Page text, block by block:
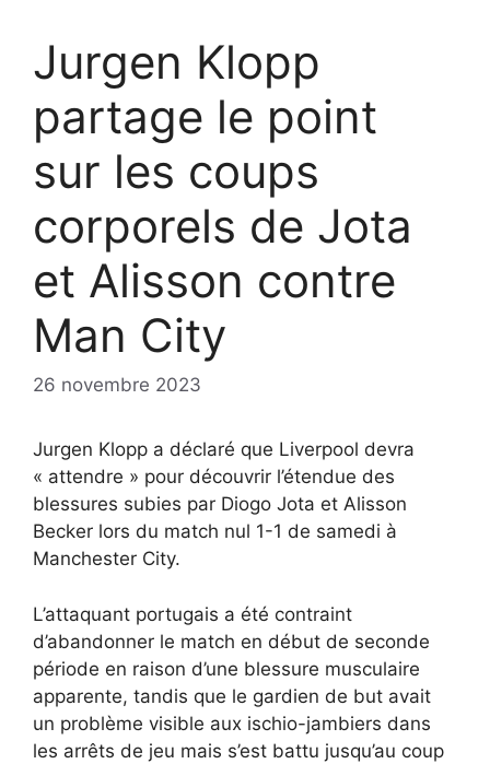
Jurgen Klopp
partage le point
sur les coups
corporels de Jota
et Alisson contre
Man City
26 novembre 2023
Jurgen Klopp a déclaré que Liverpool devra
« attendre » pour découvrir l’étendue des
blessures subies par Diogo Jota et Alisson
Becker lors du match nul 1-1 de samedi à
Manchester City.
L’attaquant portugais a été contraint
d’abandonner le match en début de seconde
période en raison d’une blessure musculaire
apparente, tandis que le gardien de but avait
un problème visible aux ischio-jambiers dans
les arrêts de jeu mais s’est battu jusqu’au coup